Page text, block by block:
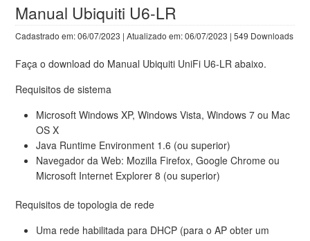
Manual Ubiquiti U6-LR
Cadastrado em: 06/07/2023 | Atualizado em: 06/07/2023 | 549 Downloads
Faça o download do Manual Ubiquiti UniFi U6-LR abaixo.
Requisitos de sistema
Microsoft Windows XP, Windows Vista, Windows 7 ou Mac
OS X
Java Runtime Environment 1.6 (ou superior)
Navegador da Web: Mozilla Firefox, Google Chrome ou
Microsoft Internet Explorer 8 (ou superior)
Requisitos de topologia de rede
Uma rede habilitada para DHCP (para o AP obter um